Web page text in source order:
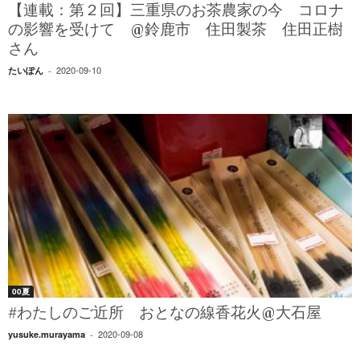
【連載：第２回】三重県のお茶農家の今 コロナ
の影響を受けて @鈴鹿市 住田製茶 住田正樹
さん
たいぽん - 2020-09-10
00夏
#わたしのご近所 おとなの線香花火@大石屋
yusuke.murayama - 2020-09-08